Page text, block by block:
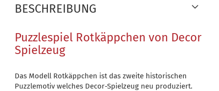
BESCHREIBUNG
Puzzlespiel Rotkäppchen von Decor
Spielzeug
Das Modell Rotkäppchen ist das zweite historischen
Puzzlemotiv welches Decor-Spielzeug neu produziert.